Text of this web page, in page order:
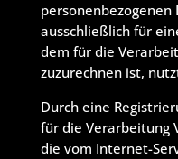
ausschließlich für
dem für die
zuzurechnen ist,
Durch eine
für die Verarbeitung
die vom Internet-